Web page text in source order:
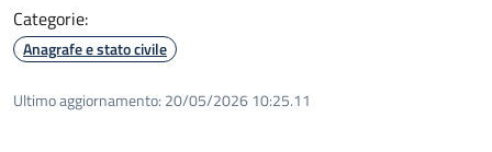
Categorie:
Anagrafe e stato civile
Ultimo aggiornamento: 20/05/2026 10:25.11